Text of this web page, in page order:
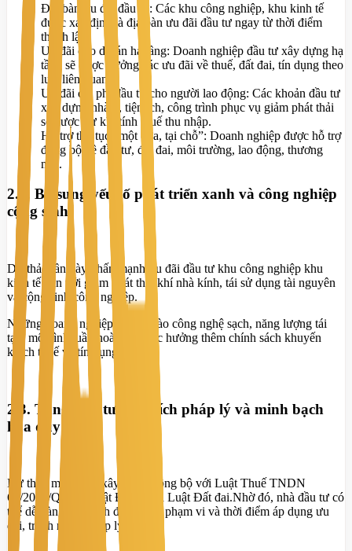
Địa bàn ưu đãi đầu tư: Các khu công nghiệp, khu kinh tế
được xác định là địa bàn ưu đãi đầu tư ngay từ thời điểm
thành lập.
Ưu đãi cho dự án hạ tầng: Doanh nghiệp đầu tư xây dựng hạ
tầng sẽ được hưởng các ưu đãi về thuế, đất đai, tín dụng theo
luật liên quan.
Ưu đãi chi phí đầu tư cho người lao động: Các khoản đầu tư
xây dựng nhà ở, tiện ích, công trình phục vụ giảm phát thải
sẽ được trừ khi tính thuế thu nhập.
Hỗ trợ thủ tục “một cửa, tại chỗ”: Doanh nghiệp được hỗ trợ
đồng bộ về đầu tư, đất đai, môi trường, lao động, thương
mại.
2.2. Bổ sung yếu tố phát triển xanh và công nghiệp
cộng sinh
Dự thảo lần này nhấn mạnh ưu đãi đầu tư khu công nghiệp khu
kinh tế gắn với giảm phát thải khí nhà kính, tái sử dụng tài nguyên
và cộng sinh công nghiệp.
Những doanh nghiệp đầu tư vào công nghệ sạch, năng lượng tái
tạo, mô hình tuần hoàn sẽ được hưởng thêm chính sách khuyến
khích thuế và tín dụng.
2.3. Tăng tính tương thích pháp lý và minh bạch
hóa quy trình
Dự thảo mới được xây dựng đồng bộ với Luật Thuế TNDN
67/2025/QH15, Luật Đầu tư và Luật Đất đai.Nhờ đó, nhà đầu tư có
thể dễ dàng xác định điều kiện, phạm vi và thời điểm áp dụng ưu
đãi, tránh rủi ro pháp lý.